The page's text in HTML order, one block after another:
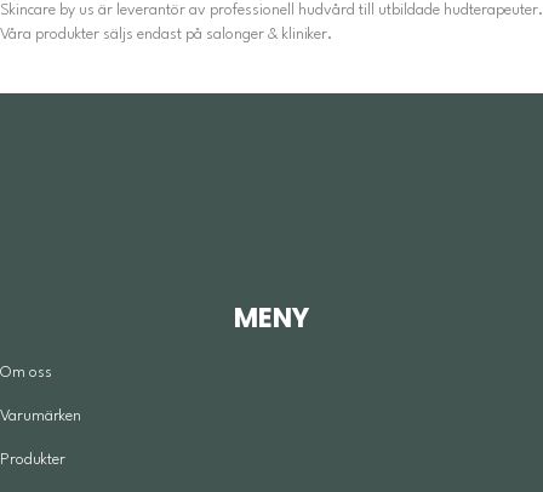
Skincare by us är leverantör av professionell hudvård till utbildade hudterapeuter.
Våra produkter säljs endast på salonger & kliniker.
MENY
Om oss
Varumärken
Produkter